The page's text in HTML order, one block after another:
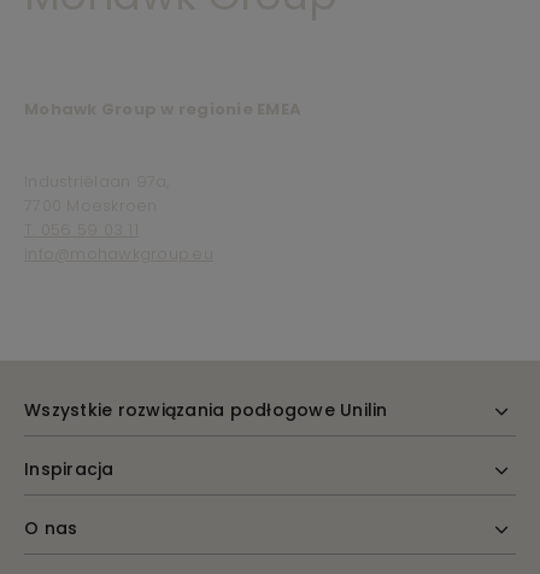
Wszystkie rozwiązania podłogowe Unilin
Inspiracja
O nas